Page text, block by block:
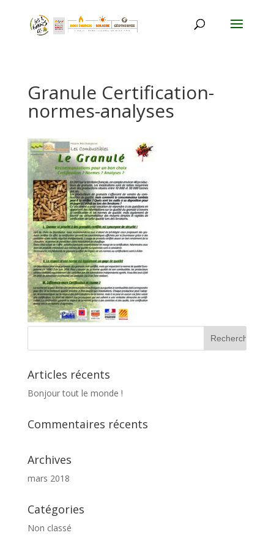
Granule Certification-
normes-analyses
Articles récents
Bonjour tout le monde !
Commentaires récents
Archives
mars 2018
Catégories
Non classé